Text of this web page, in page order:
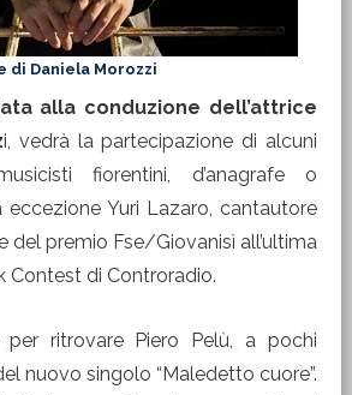
di Daniela Morozzi
alla conduzione dell’attrice
i, vedrà la partecipazione di alcuni
fiorentini, d’anagrafe o
eccezione Yuri Lazaro, cantautore
del premio Fse/Giovanisì all’ultima
Contest di Controradio.
per ritrovare Piero Pelù, a pochi
nuovo singolo “Maledetto cuore”.